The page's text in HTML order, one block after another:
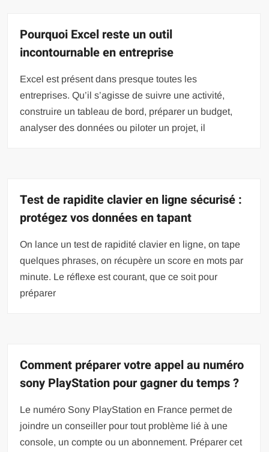
Pourquoi Excel reste un outil
incontournable en entreprise
Excel est présent dans presque toutes les
entreprises. Qu’il s’agisse de suivre une activité,
construire un tableau de bord, préparer un budget,
analyser des données ou piloter un projet, il
Test de rapidite clavier en ligne sécurisé :
protégez vos données en tapant
On lance un test de rapidité clavier en ligne, on tape
quelques phrases, on récupère un score en mots par
minute. Le réflexe est courant, que ce soit pour
préparer
Comment préparer votre appel au numéro
sony PlayStation pour gagner du temps ?
Le numéro Sony PlayStation en France permet de
joindre un conseiller pour tout problème lié à une
console, un compte ou un abonnement. Préparer cet